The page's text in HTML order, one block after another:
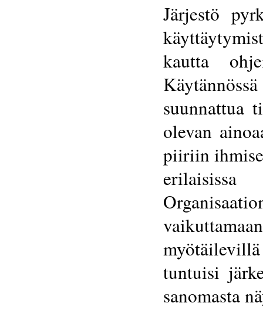
Järjestö
kautta
suunnattua
olevan
piiriin
erilaisissa
tuntuisi
sanomasta